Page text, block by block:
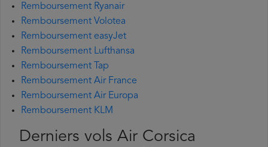
Remboursement Ryanair
Remboursement Volotea
Remboursement easyJet
Remboursement Lufthansa
Remboursement Tap
Remboursement Air France
Remboursement Air Europa
Remboursement KLM
Derniers vols Air Corsica